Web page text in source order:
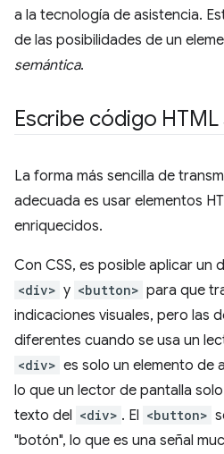
a la tecnología de asistencia.
de las posibilidades de un
semántica.
Escribe código
La forma más sencilla de
adecuada es usar elementos
enriquecidos.
Con CSS, es posible aplicar un
<div> y <button> para que
indicaciones visuales, pero las
diferentes cuando se usa un
<div> es solo un elemento de
lo que un lector de pantalla
texto del <div> . El <button>
"botón", lo que es una señal